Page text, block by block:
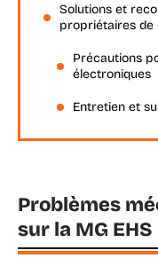
Solutions et
propriétaires de
Précautions
électroniques
Entretien et
Problèmes
sur la MG EHS